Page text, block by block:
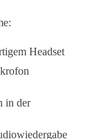
Headset
in der